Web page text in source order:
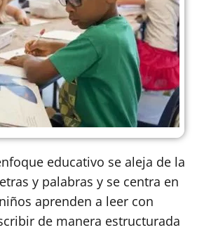
educativo se aleja de la
y palabras y se centra en
aprenden a leer con
de manera estructurada